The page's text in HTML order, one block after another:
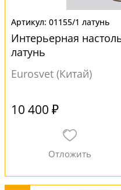
01155/1 латунь
Интерьерная
латунь
Eurosvet (Китай)
10 400 ₽